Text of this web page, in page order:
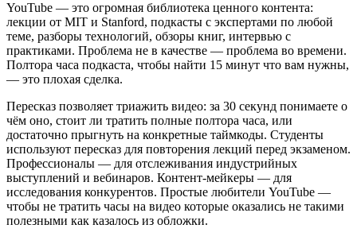
YouTube — это огромная библиотека ценного контента:
лекции от MIT и Stanford, подкасты с экспертами по любой
теме, разборы технологий, обзоры книг, интервью с
практиками. Проблема не в качестве — проблема во времени.
Полтора часа подкаста, чтобы найти 15 минут что вам нужны,
— это плохая сделка.
Пересказ позволяет триажить видео: за 30 секунд понимаете о
чём оно, стоит ли тратить полные полтора часа, или
достаточно прыгнуть на конкретные таймкоды. Студенты
используют пересказ для повторения лекций перед экзаменом.
Профессионалы — для отслеживания индустрийных
выступлений и вебинаров. Контент-мейкеры — для
исследования конкурентов. Простые любители YouTube —
чтобы не тратить часы на видео которые оказались не такими
полезными как казалось из обложки.